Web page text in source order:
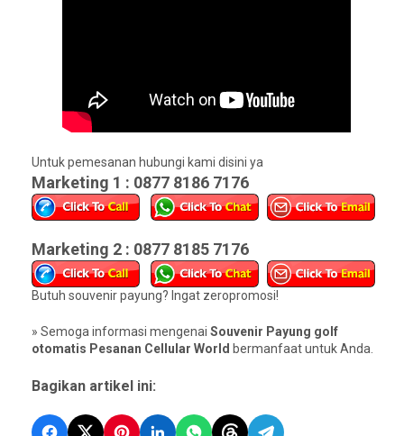
Untuk pemesanan hubungi kami disini ya
Marketing 1 : 0877 8186 7176
Marketing 2 : 0877 8185 7176
Butuh souvenir payung? Ingat zeropromosi!
» Semoga informasi mengenai Souvenir Payung golf
otomatis Pesanan Cellular World bermanfaat untuk Anda.
Bagikan artikel ini: